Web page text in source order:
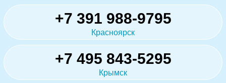
+7 391 988-9795
Красноярск
+7 495 843-5295
Крымск